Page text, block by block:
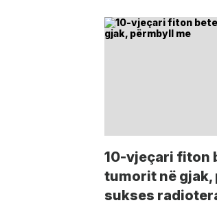
10-vjeçari fiton
tumorit në gjak,
sukses